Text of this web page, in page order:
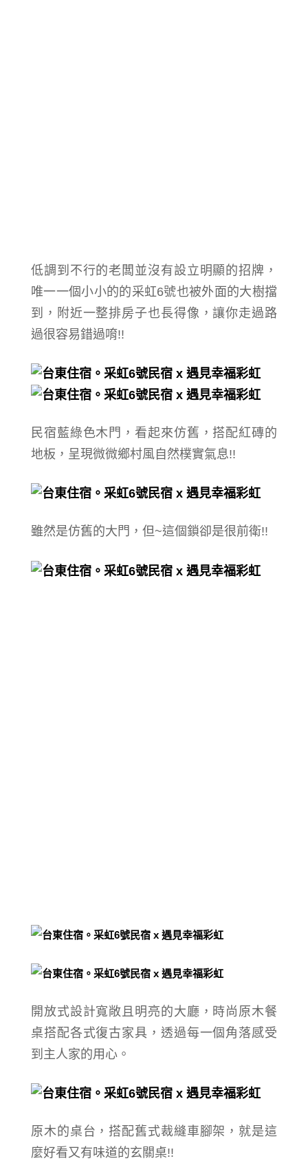
低調到不行的老闆並沒有設立明顯的招牌，
唯一一個小小的的采虹6號也被外面的大樹擋
到，附近一整排房子也長得像，讓你走過路
過很容易錯過唷!!
民宿藍綠色木門， 看起來仿舊，搭配紅磚的
地板，呈現微微鄉村風 自然樸實氣息!!
雖然是仿舊的大門，但~這個鎖卻是很前衛!!
開放式設計寬敞且明亮的大廳 ，時尚原木餐
桌搭配各式復古家具， 透過每一個角落感受
到主人家的用心。
原木的桌台， 搭配舊式裁縫車腳架，就是這
麼好看又有味道的玄關桌!!